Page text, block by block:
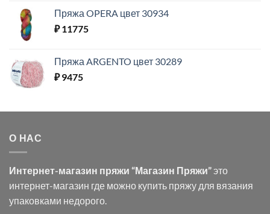
Пряжа OPERA цвет 30934
₽11775
Пряжа ARGENTO цвет 30289
₽9475
О НАС
Интернет-магазин пряжи “Магазин Пряжи”это
интернет-магазин где можно купить пряжу для вязания
упаковками недорого.